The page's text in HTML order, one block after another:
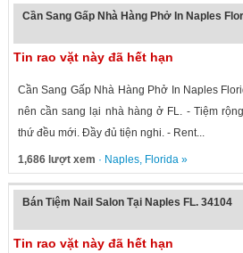
Cần Sang Gấp Nhà Hàng Phở In Naples
Tin rao vặt này đã hết hạn
Cần Sang Gấp Nhà Hàng Phở In Naples
nên cần sang lại nhà hàng ở FL. - Tiệm
thứ đều mới. Đầy đủ tiện nghi. - Rent...
1,686 lượt xem · Naples, Florida»
Bán Tiệm Nail Salon Tại Naples FL. 34104
Tin rao vặt này đã hết hạn